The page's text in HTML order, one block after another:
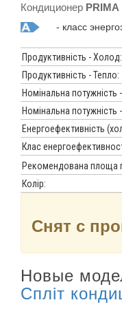
Кондиционер PRIMA
- класс
Продуктивність - Холод:
Продуктивність - Тепло:
Номінальна потужність
Номінальна потужність
Енергоефективність
Клас
Рекомендована площа
Колір:
Снят с
Новые
Спліт